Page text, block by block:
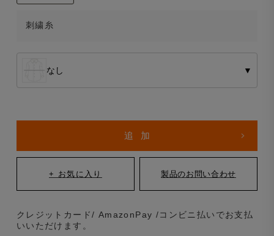
刺繍糸
なし ▼
クレジットカード/ AmazonPay /コンビニ払いでお支払
いいただけます。